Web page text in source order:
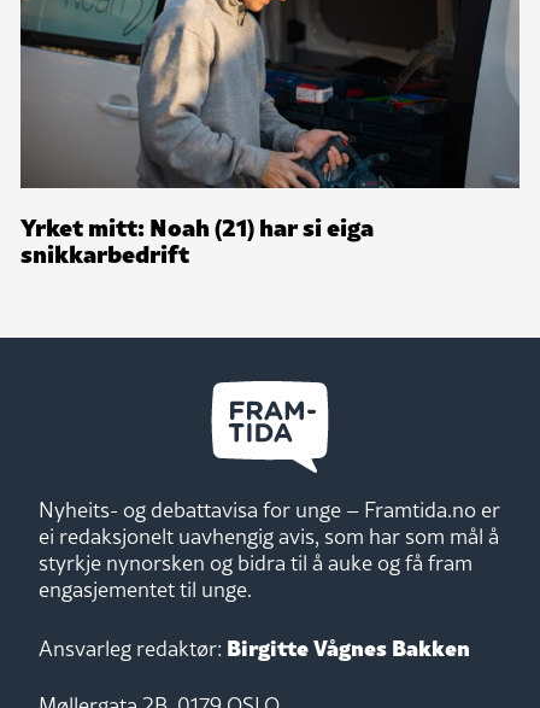
Yrket mitt: Noah (21) har si eiga
snikkarbedrift
Nyheits- og debattavisa for unge – Framtida.no er
ei redaksjonelt uavhengig avis, som har som mål å
styrkje nynorsken og bidra til å auke og få fram
engasjementet til unge.
Ansvarleg redaktør: Birgitte Vågnes Bakken